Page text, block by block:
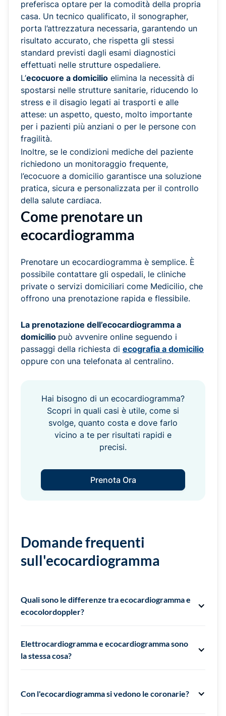
preferisca optare per la comodità della propria
casa. Un tecnico qualificato, il sonographer,
porta l’attrezzatura necessaria, garantendo un
risultato accurato, che rispetta gli stessi
standard previsti dagli esami diagnostici
effettuati nelle strutture ospedaliere.
L’ecocuore a domicilio elimina la necessità di
spostarsi nelle strutture sanitarie, riducendo lo
stress e il disagio legati ai trasporti e alle
attese: un aspetto, questo, molto importante
per i pazienti più anziani o per le persone con
fragilità.
Inoltre, se le condizioni mediche del paziente
richiedono un monitoraggio frequente,
l’ecocuore a domicilio garantisce una soluzione
pratica, sicura e personalizzata per il controllo
della salute cardiaca.
Come prenotare un
ecocardiogramma
Prenotare un ecocardiogramma è semplice. È
possibile contattare gli ospedali, le cliniche
private o servizi domiciliari come Medicilio, che
offrono una prenotazione rapida e flessibile.
La prenotazione dell’ecocardiogramma a
domicilio può avvenire online seguendo i
passaggi della richiesta di ecografia a domicilio
oppure con una telefonata al centralino.
Hai bisogno di un ecocardiogramma?
Scopri in quali casi è utile, come si
svolge, quanto costa e dove farlo
vicino a te per risultati rapidi e
precisi.
Prenota Ora
Domande frequenti
sull'ecocardiogramma
Quali sono le differenze tra ecocardiogramma e
ecocolordoppler?
colori, oltre alle immagini standard.
Elettrocardiogramma e ecocardiogramma sono
la stessa cosa?
la struttura e il funzionamento.
Con l'ecocardiogramma si vedono le coronarie?